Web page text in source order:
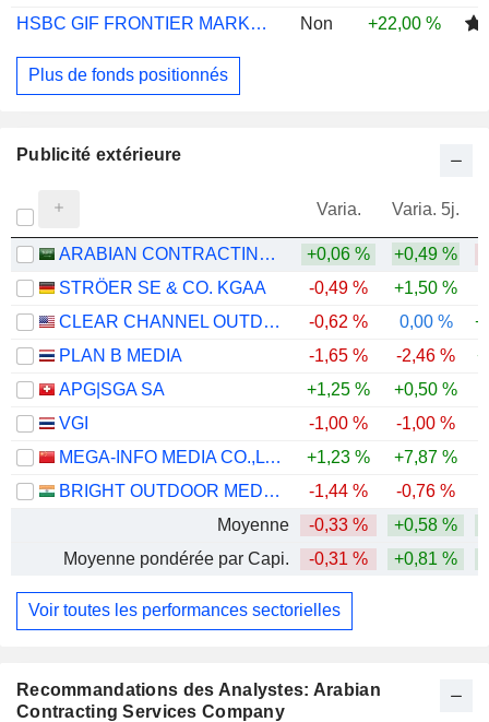
Recommandations des Analystes: Arabian
Contracting Services Company
HSBC GIF FRONTIER MARKETS IC
Non +22,00 %
Plus de fonds positionnés
Publicité extérieure
Varia. Varia. 5j.
ARABIAN CONTRACTING SERVICES COMPANY +0,06 % +0,49 %
STRÖER SE & CO. KGAA
-0,49 % +1,50 %
CLEAR CHANNEL OUTDOOR HOLDINGS, INC.
-0,62 % 0,00 %
PLAN B MEDIA
-1,65 % -2,46 %
APG|SGA SA
+1,25 % +0,50 %
VGI
-1,00 % -1,00 %
MEGA-INFO MEDIA CO.,LTD.
+1,23 % +7,87 %
BRIGHT OUTDOOR MEDIA LIMITED
-1,44 % -0,76 %
Moyenne
-0,33 % +0,58 %
Moyenne pondérée par Capi.
-0,31 % +0,81 %
Voir toutes les performances sectorielles